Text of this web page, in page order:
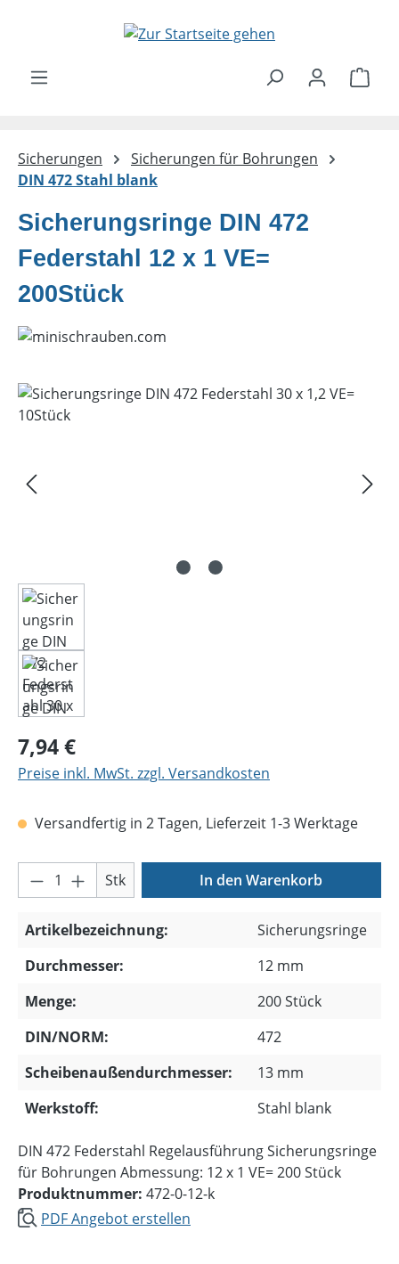
Zum Hauptinhalt springen
Sicherungen
Sicherungen für Bohrungen
DIN 472 Stahl blank
Sicherungsringe DIN 472
Federstahl 12 x 1 VE=
200Stück
Bildergalerie überspringen
Regulärer Preis:
7,94 €
Preise inkl. MwSt. zzgl. Versandkosten
Versandfertig in 2 Tagen, Lieferzeit 1-3 Werktage
Produkt Anzahl: Gib den gewünschten
Stk In den Warenkorb
Artikelbezeichnung:
Sicherungsringe
Durchmesser:
12 mm
Menge:
200 Stück
DIN/NORM:
472
Scheibenaußendurchmesser:
13 mm
Werkstoff:
Stahl blank
DIN 472 Federstahl Regelausführung Sicherungsringe
für Bohrungen Abmessung: 12 x 1 VE= 200 Stück
Produktnummer: 472-0-12-k
PDF Angebot erstellen